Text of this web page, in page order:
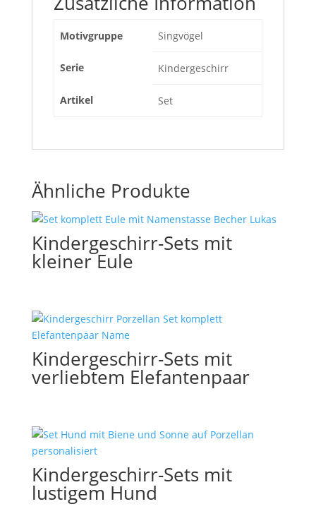
Motivgruppe Singvögel
Serie Kindergeschirr
Artikel Set
Ähnliche Produkte
Kindergeschirr-Sets mit
kleiner Eule
Kindergeschirr-Sets mit
verliebtem Elefantenpaar
Kindergeschirr-Sets mit
lustigem Hund